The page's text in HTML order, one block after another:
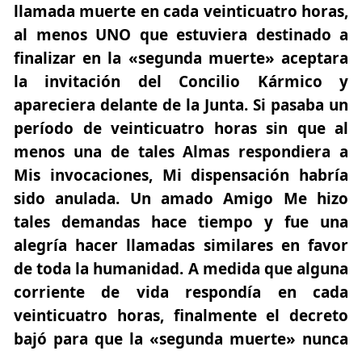
llamada muerte en cada veinticuatro horas,
al menos UNO que estuviera destinado a
finalizar en la «segunda muerte» aceptara
la invitación del Concilio Kármico y
apareciera delante de la Junta. Si pasaba un
período de veinticuatro horas sin que al
menos una de tales Almas respondiera a
Mis invocaciones, Mi dispensación habría
sido anulada. Un amado Amigo Me hizo
tales demandas hace tiempo y fue una
alegría hacer llamadas similares en favor
de toda la humanidad. A medida que alguna
corriente de vida respondía en cada
veinticuatro horas, finalmente el decreto
bajó para que la «segunda muerte» nunca